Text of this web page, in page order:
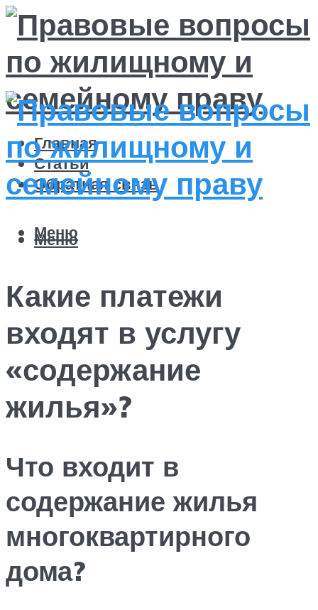
Главная
Статьи
Обратная связь
Меню
Меню
Какие платежи
входят в услугу
«содержание
жилья»?
Что входит в
содержание жилья
многоквартирного
дома?